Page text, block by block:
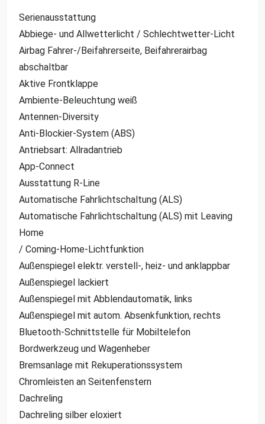
Serienausstattung
Abbiege- und Allwetterlicht / Schlechtwetter-Licht
Airbag Fahrer-/Beifahrerseite, Beifahrerairbag
abschaltbar
Aktive Frontklappe
Ambiente-Beleuchtung weiß
Antennen-Diversity
Anti-Blockier-System (ABS)
Antriebsart: Allradantrieb
App-Connect
Ausstattung R-Line
Automatische Fahrlichtschaltung (ALS)
Automatische Fahrlichtschaltung (ALS) mit Leaving
Home
/ Coming-Home-Lichtfunktion
Außenspiegel elektr. verstell-, heiz- und anklappbar
Außenspiegel lackiert
Außenspiegel mit Abblendautomatik, links
Außenspiegel mit autom. Absenkfunktion, rechts
Bluetooth-Schnittstelle für Mobiltelefon
Bordwerkzeug und Wagenheber
Bremsanlage mit Rekuperationssystem
Chromleisten an Seitenfenstern
Dachreling
Dachreling silber eloxiert